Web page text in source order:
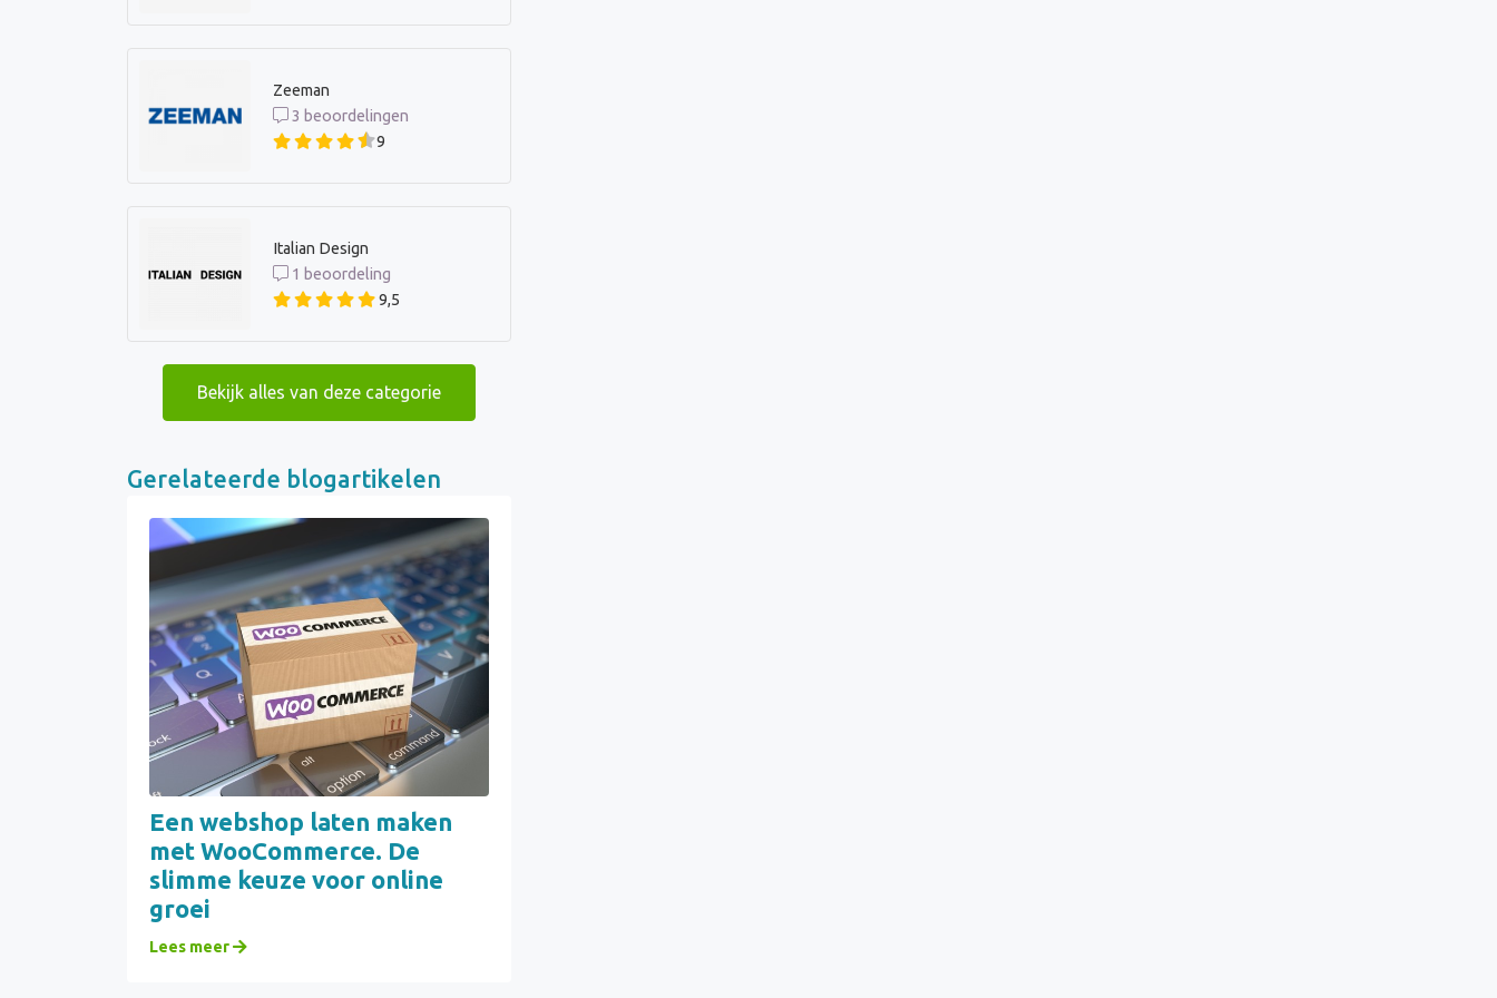
Zeeman
3 beoordelingen
9
Italian Design
1 beoordeling
9,5
Bekijk alles van deze categorie
Gerelateerde blogartikelen
Een webshop laten maken
met WooCommerce. De
slimme keuze voor online
groei
Lees meer